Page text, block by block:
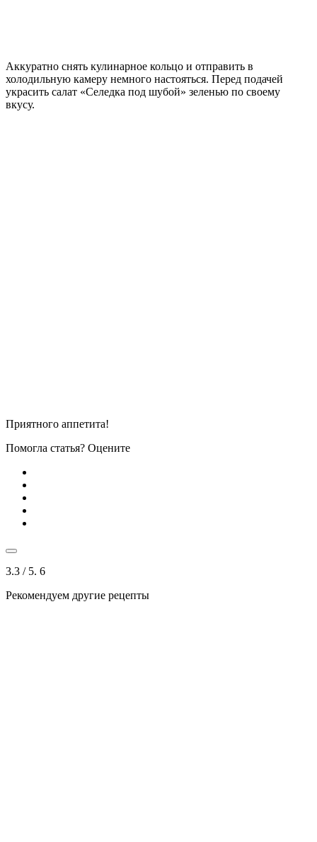
Аккуратно снять кулинарное кольцо и отправить в
холодильную камеру немного настояться. Перед подачей
украсить салат «Селедка под шубой» зеленью по своему
вкусу.
Приятного аппетита!
Помогла статья? Оцените
3.3 / 5. 6
Рекомендуем другие рецепты